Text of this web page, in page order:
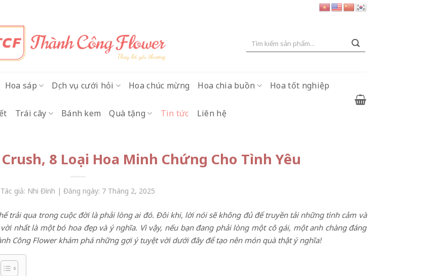
Tìm
Hoa sáp Dịch vụ cưới hỏi Hoa chúc mừng Hoa chia buồn Hoa tốt nghiệp
Trái cây Bánh kem Quà tặng Tin tức Liên hệ
8 Loại Hoa Minh Chứng Cho Tình Yêu
Tác giả: Nhi Đình | Đăng ngày: 7 Tháng 2, 2025
trải qua trong cuộc đời là phải lòng ai đó. Đôi khi, lời nói sẽ không đủ để truyền tải những tình cảm và
nhất là một bó hoa đẹp và ý nghĩa. Vì vậy, nếu bạn đang phải lòng một cô gái, một anh chàng đáng
Công Flower khám phá những gợi ý tuyệt vời dưới đây để tạo nên món quà thật ý nghĩa!